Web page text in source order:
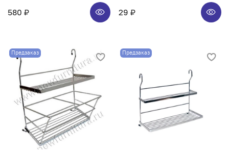
580 ₽
29 ₽
Предзаказ Предзаказ